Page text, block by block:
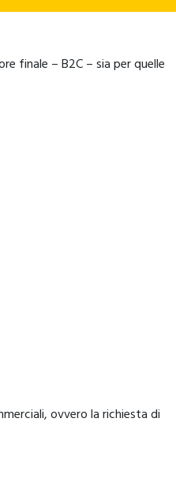
finale – B2C – sia per quelle
ovvero la richiesta di